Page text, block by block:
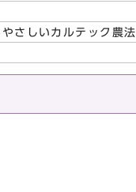
さしいカルテック農法